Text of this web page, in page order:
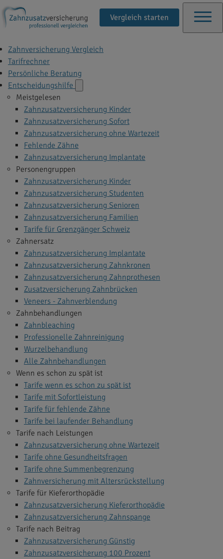
Vergleich starten
Zahnversicherung Vergleich
Tarifrechner
Persönliche Beratung
Entscheidungshilfe
Meistgelesen
Zahnzusatzversicherung Kinder
Zahnzusatzversicherung Sofort
Zahnzusatzversicherung ohne Wartezeit
Fehlende Zähne
Zahnzusatzversicherung Implantate
Personengruppen
Zahnzusatzversicherung Kinder
Zahnzusatzversicherung Studenten
Zahnzusatzversicherung Senioren
Zahnzusatzversicherung Familien
Tarife für Grenzgänger Schweiz
Zahnersatz
Zahnzusatzversicherung Implantate
Zahnzusatzversicherung Zahnkronen
Zahnzusatzversicherung Zahnprothesen
Zusatzversicherung Zahnbrücken
Veneers - Zahnverblendung
Zahnbehandlungen
Zahnbleaching
Professionelle Zahnreinigung
Wurzelbehandlung
Alle Zahnbehandlungen
Wenn es schon zu spät ist
Tarife wenn es schon zu spät ist
Tarife mit Sofortleistung
Tarife für fehlende Zähne
Tarife bei laufender Behandlung
Tarife nach Leistungen
Zahnzusatzversicherung ohne Wartezeit
Tarife ohne Gesundheitsfragen
Tarife ohne Summenbegrenzung
Zahnversicherung mit Altersrückstellung
Tarife für Kieferorthopädie
Zahnzusatzversicherung Kieferorthopädie
Zahnzusatzversicherung Zahnspange
Tarife nach Beitrag
Zahnzusatzversicherung Günstig
Zahnzusatzversicherung 100 Prozent